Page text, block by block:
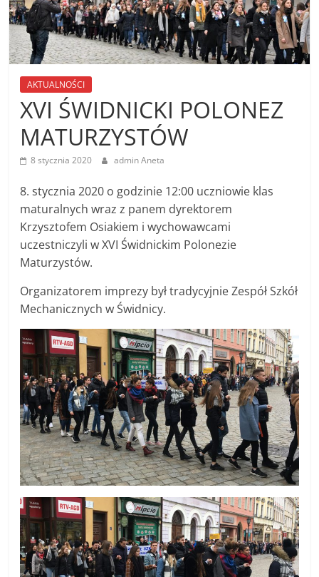
AKTUALNOŚCI
XVI ŚWIDNICKI POLONEZ
MATURZYSTÓW
8 stycznia 2020 admin Aneta
8. stycznia 2020 o godzinie 12:00 uczniowie klas
maturalnych wraz z panem dyrektorem
Krzysztofem Osiakiem i wychowawcami
uczestniczyli w XVI Świdnickim Polonezie
Maturzystów.
Organizatorem imprezy był tradycyjnie Zespół Szkół
Mechanicznych w Świdnicy.